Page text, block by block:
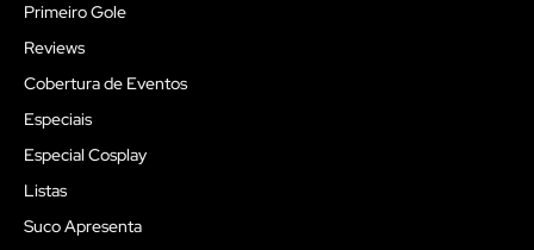
Primeiro Gole
Reviews
Cobertura de Eventos
Especiais
Especial Cosplay
Listas
Suco Apresenta